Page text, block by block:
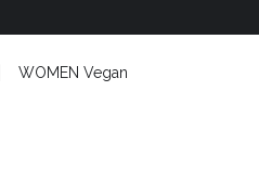
WOMEN Vegan